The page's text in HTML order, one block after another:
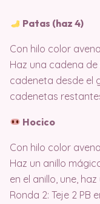
Patas (haz 4)
Con hilo color
Haz una cadena de
cadeneta desde el
cadenetas
Hocico
Con hilo color
Haz un anillo
en el anillo, une,
Ronda 2: Teje 2 PB